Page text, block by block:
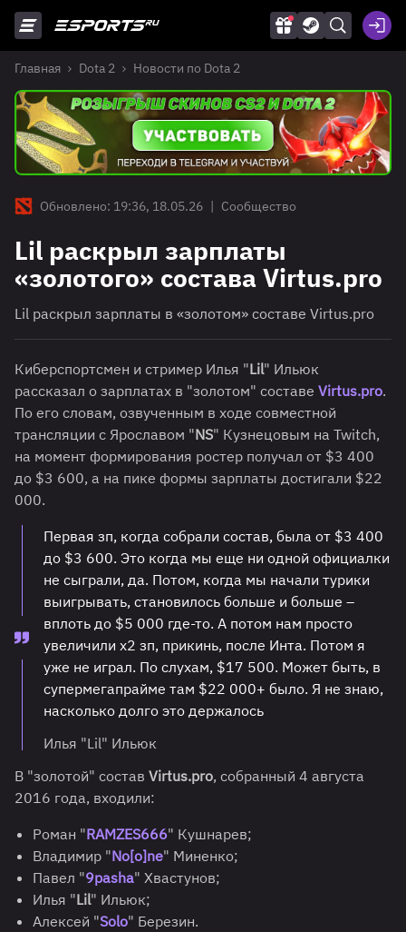
Главная Dota 2 Новости по Dota 2
Обновлено: 19:36, 18.05.26 | Сообщество
Lil раскрыл зарплаты
«золотого» состава Virtus.pro
Lil раскрыл зарплаты в «золотом» составе Virtus.pro
Киберспортсмен и стример Илья "Lil" Ильюк
рассказал о зарплатах в "золотом" составе Virtus.pro.
По его словам, озвученным в ходе совместной
трансляции с Ярославом "NS" Кузнецовым на Twitch,
на момент формирования ростер получал от $3 400
до $3 600, а на пике формы зарплаты достигали $22
000.
Первая зп, когда собрали состав, была от $3 400
до $3 600. Это когда мы еще ни одной официалки
не сыграли, да. Потом, когда мы начали турики
выигрывать, становилось больше и больше –
вплоть до $5 000 где-то. А потом нам просто
увеличили х2 зп, прикинь, после Инта. Потом я
уже не играл. По слухам, $17 500. Может быть, в
супермегапрайме там $22 000+ было. Я не знаю,
насколько долго это держалось
Илья "Lil" Ильюк
В "золотой" состав Virtus.pro, собранный 4 августа
2016 года, входили:
Роман "RAMZES666" Кушнарев;
Владимир "No[o]ne" Миненко;
Павел "9pasha" Хвастунов;
Илья "Lil" Ильюк;
Алексей "Solo" Березин.